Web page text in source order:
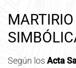
Según los Acta